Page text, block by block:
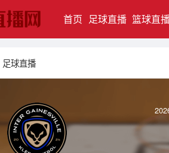
首页 (current)
足球直播 篮球直
足球直播